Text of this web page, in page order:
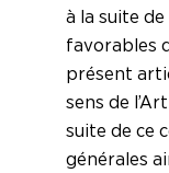
à la suite
favorables
présent
sens de
suite de ce
générales